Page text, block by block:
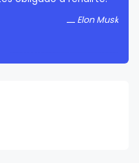
Elon Musk